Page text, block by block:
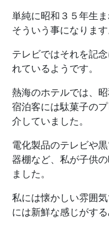
単純に昭和３５年生
そういう事になります
テレビではそれを記
れているようです。
熱海のホテルでは、
宿泊客には駄菓子の
介していました。
電化製品のテレビや
器棚など、私が子供
ました。
私には懐かしい雰囲
には新鮮な感じがする